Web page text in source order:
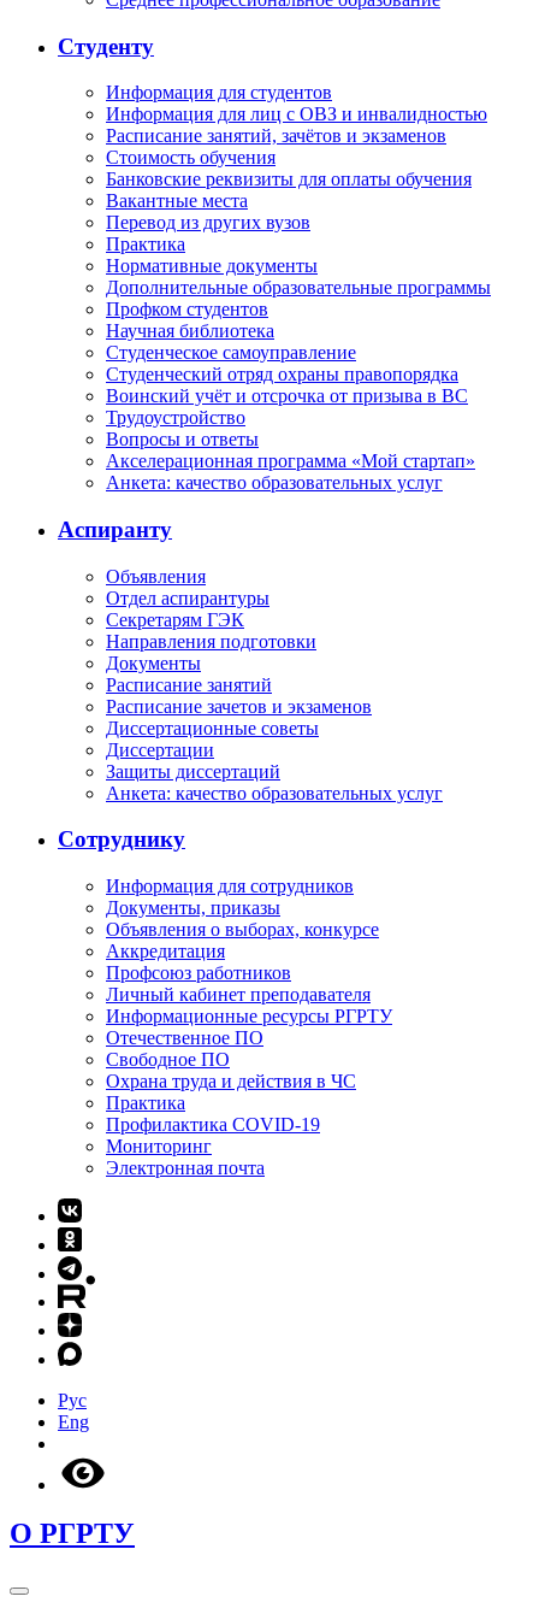
Студенту
Информация для студентов
Информация для лиц с ОВЗ и инвалидностью
Расписание занятий, зачётов и экзаменов
Стоимость обучения
Банковские реквизиты для оплаты обучения
Вакантные места
Перевод из других вузов
Практика
Нормативные документы
Дополнительные образовательные программы
Профком студентов
Научная библиотека
Студенческое самоуправление
Студенческий отряд охраны правопорядка
Воинский учёт и отсрочка от призыва в ВС
Трудоустройство
Вопросы и ответы
Акселерационная программа «Мой стартап»
Анкета: качество образовательных услуг
Аспиранту
Объявления
Отдел аспирантуры
Секретарям ГЭК
Направления подготовки
Документы
Расписание занятий
Расписание зачетов и экзаменов
Диссертационные советы
Диссертации
Защиты диссертаций
Анкета: качество образовательных услуг
Сотруднику
Информация для сотрудников
Документы, приказы
Объявления о выборах, конкурсе
Аккредитация
Профсоюз работников
Личный кабинет преподавателя
Информационные ресурсы РГРТУ
Отечественное ПО
Свободное ПО
Охрана труда и действия в ЧС
Практика
Профилактика COVID-19
Мониторинг
Электронная почта
Рус
Eng
О РГРТУ